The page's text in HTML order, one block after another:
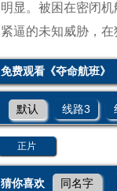
明显。被困在密闭
紧逼的未知威胁，在
免费观看《夺命航班》
默认 线路3
正片
猜你喜欢 同名字